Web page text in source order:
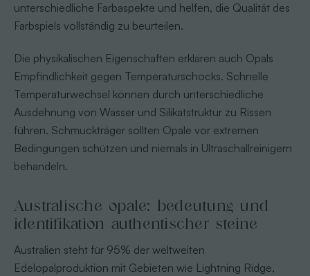
unterschiedliche Farbaspekte und helfen, die Qualität des
Farbspiels vollständig zu beurteilen.
Die physikalischen Eigenschaften erklären auch Opals
Empfindlichkeit gegen Temperaturschocks. Schnelle
Temperaturwechsel können durch unterschiedliche
Ausdehnung von Wasser und Silikatstruktur zu Rissen
führen. Schmuckträger sollten Opale vor extremen
Bedingungen schützen und niemals in Ultraschallreinigern
behandeln.
Australische opale: bedeutung und
identifikation authentischer steine
Australien steht für 95% der weltweiten
Edelopalproduktion mit Gebieten wie Lightning Ridge,